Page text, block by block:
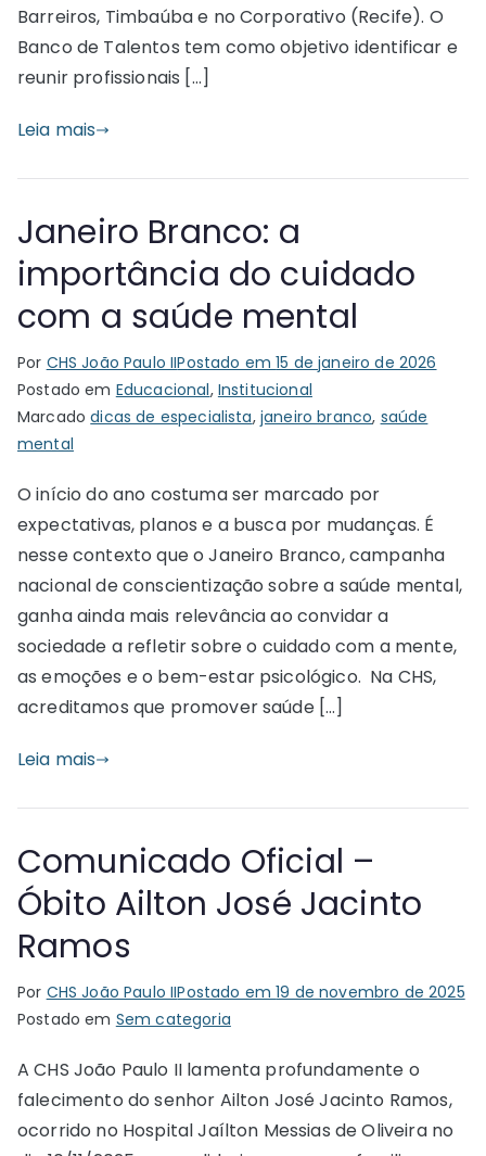
Barreiros, Timbaúba e no Corporativo (Recife). O
Banco de Talentos tem como objetivo identificar e
reunir profissionais […]
Leia mais
Janeiro Branco: a
importância do cuidado
com a saúde mental
Por CHS João Paulo IIPostado em15 de janeiro de 2026
Postado em Educacional, Institucional
Marcadodicas de especialista, janeiro branco, saúde
mental
O início do ano costuma ser marcado por
expectativas, planos e a busca por mudanças. É
nesse contexto que o Janeiro Branco, campanha
nacional de conscientização sobre a saúde mental,
ganha ainda mais relevância ao convidar a
sociedade a refletir sobre o cuidado com a mente,
as emoções e o bem-estar psicológico. Na CHS,
acreditamos que promover saúde […]
Leia mais
Comunicado Oficial –
Óbito Ailton José Jacinto
Ramos
Por CHS João Paulo IIPostado em19 de novembro de 2025
Postado em Sem categoria
A CHS João Paulo II lamenta profundamente o
falecimento do senhor Ailton José Jacinto Ramos,
ocorrido no Hospital Jaílton Messias de Oliveira no